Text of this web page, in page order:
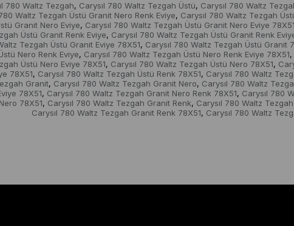
780 Waltz Tezgah, Carysıl 780 Waltz Tezgah Üstü, Carysıl 780 Waltz
Waltz Tezgah Üstü Granit Nero Renk Eviye, Carysıl 780 Waltz Tezgah
Granit Nero Eviye, Carysıl 780 Waltz Tezgah Üstü Granit Nero Eviye 78X51
Üstü Granit Renk Eviye, Carysıl 780 Waltz Tezgah Üstü Granit Renk
Tezgah Üstü Granit Eviye 78X51, Carysıl 780 Waltz Tezgah Üstü Granit
Nero Renk Eviye, Carysıl 780 Waltz Tezgah Üstü Nero Renk Eviye 78X51,
Üstü Nero Eviye 78X51, Carysıl 780 Waltz Tezgah Üstü Nero 78X51,
78X51, Carysıl 780 Waltz Tezgah Üstü Renk 78X51, Carysıl 780 Waltz
Granit, Carysıl 780 Waltz Tezgah Granit Nero, Carysıl 780 Waltz
78X51, Carysıl 780 Waltz Tezgah Granit Nero Renk 78X51, Carysıl 780
78X51, Carysıl 780 Waltz Tezgah Granit Renk, Carysıl 780 Waltz
Carysıl 780 Waltz Tezgah Granit Renk 78X51, Carysıl 780 Waltz